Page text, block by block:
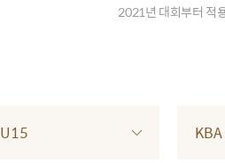
2021년 대회부터 적
U15